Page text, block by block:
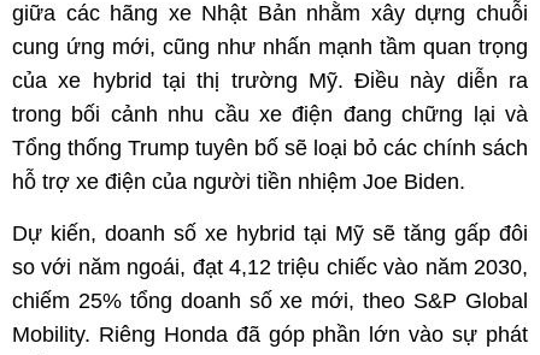
giữa các hãng xe Nhật Bản nhằm xây dựng chuỗi
cung ứng mới, cũng như nhấn mạnh tầm quan trọng
của xe hybrid tại thị trường Mỹ. Điều này diễn ra
trong bối cảnh nhu cầu xe điện đang chững lại và
Tổng thống Trump tuyên bố sẽ loại bỏ các chính sách
hỗ trợ xe điện của người tiền nhiệm Joe Biden.
Dự kiến, doanh số xe hybrid tại Mỹ sẽ tăng gấp đôi
so với năm ngoái, đạt 4,12 triệu chiếc vào năm 2030,
chiếm 25% tổng doanh số xe mới, theo S&P Global
Mobility. Riêng Honda đã góp phần lớn vào sự phát